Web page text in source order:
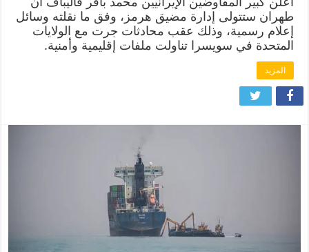
طهران ستتولى إدارة مضيق هرمز، وفق ما نقلته وسائل
إعلام رسمية، وذلك عقب محادثات جرت مع الولايات
المتحدة في سويسرا تناولت ملفات إقليمية وأمنية.
المزيد